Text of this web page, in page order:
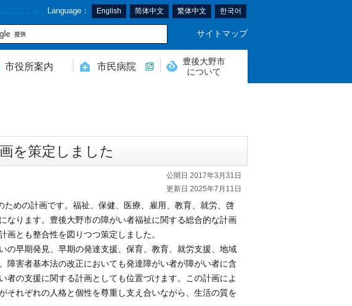
Language： English 简体中文 繁体中文 한국어
サイトマップ
所・その他
市役所案内 市民病院
豊後大野市
について
を策定しました
公開日 2017年3月31日
更新日 2025年7月11日
めの計画です。福祉、保健、医療、雇用、教育、就労、啓
なります。豊後大野市の障がい者福祉に関する総合的な計画
画とも整合性を図りつつ策定しました。
の早期発見、早期の発達支援、保育、教育、就労支援、地域
障害者基本法の改正においても発達障がい者が障がい者に含
者の支援に関する計画としても位置づけます。この計画によ
それぞれの人格と個性を尊重し支え合いながら、生活の質を